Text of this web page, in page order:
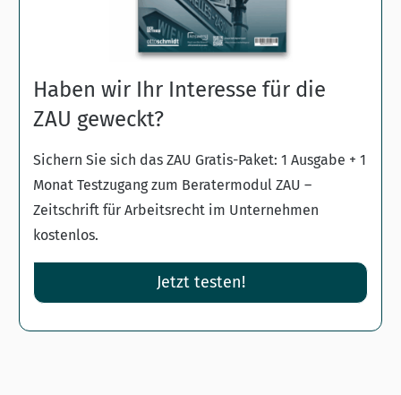
Haben wir Ihr Interesse für die
ZAU geweckt?
Sichern Sie sich das ZAU Gratis-Paket: 1 Ausgabe + 1
Monat Testzugang zum Beratermodul ZAU –
Zeitschrift für Arbeitsrecht im Unternehmen
kostenlos.
Jetzt testen!